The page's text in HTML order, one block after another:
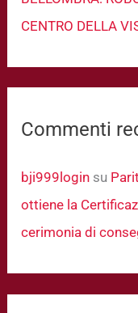
CENTRO DELLA
Commenti
bji999login su
ottiene la
cerimonia di